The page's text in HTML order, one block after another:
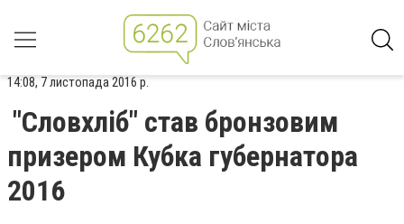
14:08, 7 листопада 2016 р.
"Словхліб" став бронзовим
призером Кубка губернатора
2016